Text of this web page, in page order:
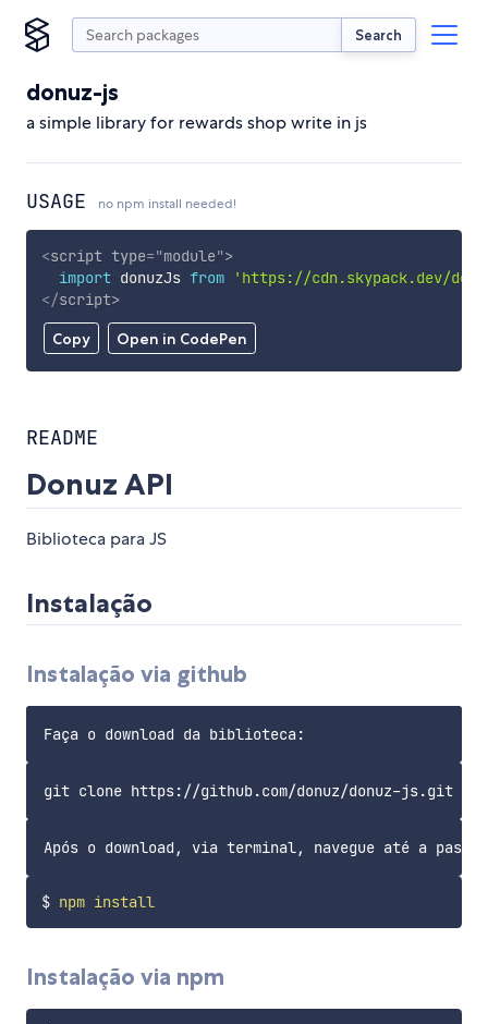
Search
donuz-js
a simple library for rewards shop write in js
USAGE no npm install needed!
Copy Open in CodePen
<script type="module">
import donuzJs from
'https://cdn.skypack.dev/
</script>
README
Donuz API
Biblioteca para JS
Instalação
Instalação via github
$ npm install
Instalação via npm